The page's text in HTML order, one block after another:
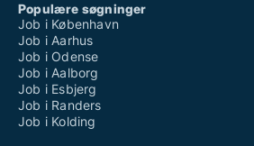
Populære søgninger
Job i København
Job i Aarhus
Job i Odense
Job i Aalborg
Job i Esbjerg
Job i Randers
Job i Kolding